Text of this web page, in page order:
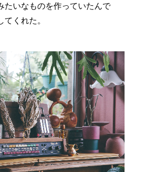
たいなものを作っていたんで
くれた。